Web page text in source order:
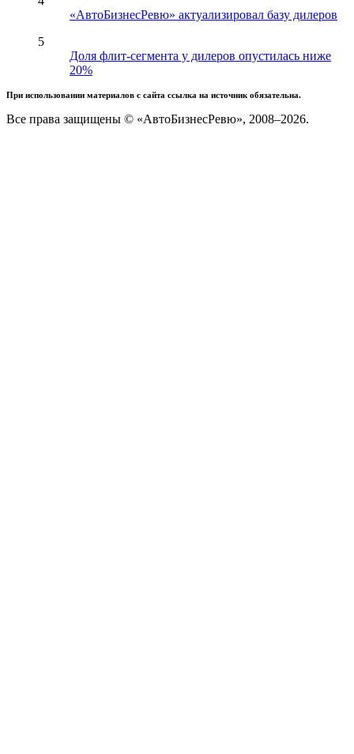
«АвтоБизнесРевю» актуализировал базу дилеров
5
Доля флит-сегмента у дилеров опустилась ниже
20%
При использовании материалов с сайта ссылка на источник обязательна.
Все права защищены © «АвтоБизнесРевю», 2008–2026.